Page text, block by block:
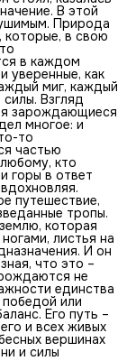
В этой
Природа
которые, в свою
в каждом
уверенные, как
миг, каждый
Взгляд
зарождающиеся
многое: и
то
частью
кто
горы в ответ
путешествие,
тропы.
которая
листья на
И он
что это –
не
единства
или
Его путь –
и всех живых
вершинах
и силы